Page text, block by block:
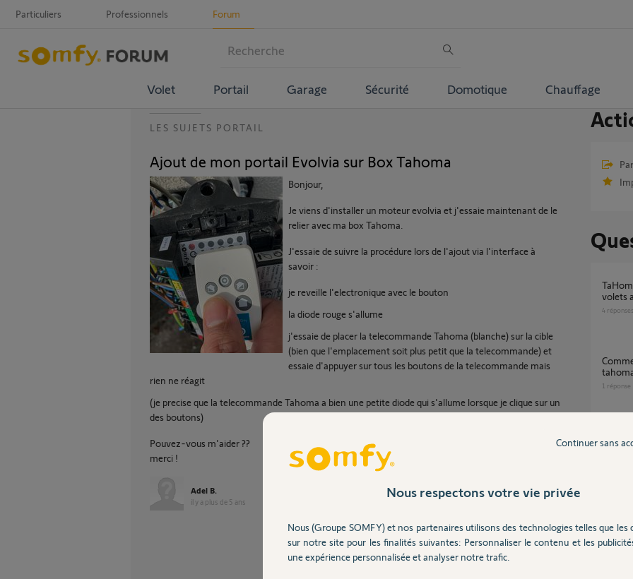
Particuliers Professionnels Forum
Volet Portail Garage Sécurité Domotique Chauffage
LES SUJETS PORTAIL
Ajout de mon portail Evolvia sur Box Tahoma
Bonjour,
Je viens d'installer un moteur evolvia et j'essaie maintenant de le
relier avec ma box Tahoma.
J'essaie de suivre la procédure lors de l'ajout via l'interface à
savoir :
je reveille l'electronique avec le bouton
la diode rouge s'allume
j'essaie de placer la telecommande Tahoma (blanche) sur la cible
(bien que l'emplacement soit plus petit que la telecommande) et
essaie d'appuyer sur tous les boutons de la telecommande mais
rien ne réagit
(je precise que la telecommande Tahoma a bien une petite diode qui s'allume lorsque je clique sur un
des boutons)
Pouvez-vous m'aider ??
merci !
Adel B.
il y a plus de 5 ans
Partager cette question
Participer au fil de discussion
TaHoma Switch – états erronés de tous les
volets
4 réponses
Comment commander moteur Evolvia par
1 réponse
avec
réponses
Nous respectons votre vie privée
Nous (Groupe SOMFY) et nos partenaires utilisons des technologies telles que les
sur notre site pour les finalités suivantes: Personnaliser le contenu et les
une expérience personnalisée et analyser notre trafic.
Continuer sans